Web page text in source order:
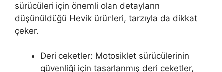
sürücüleri için önemli olan detayların
düşünüldüğü Hevik ürünleri, tarzıyla da dikkat
çeker.
Deri ceketler: Motosiklet sürücülerinin
güvenliği için tasarlanmış deri ceketler,